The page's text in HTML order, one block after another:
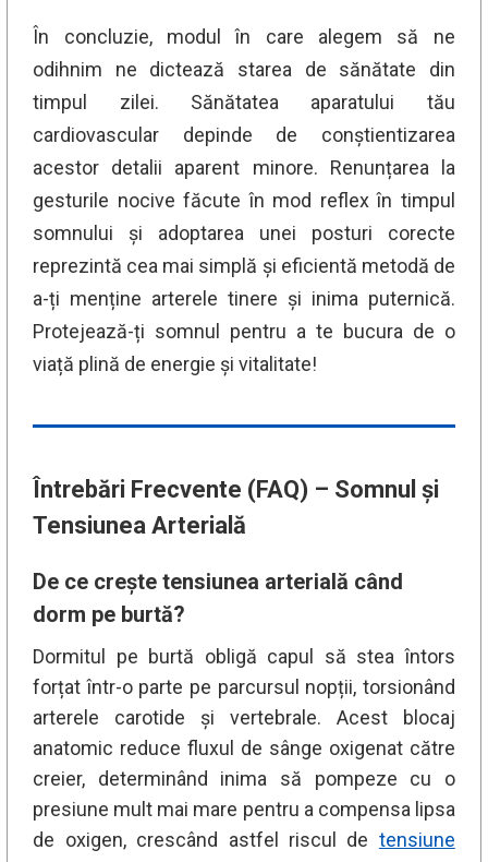
În concluzie, modul în care alegem să ne
odihnim ne dictează starea de sănătate din
timpul zilei. Sănătatea aparatului tău
cardiovascular depinde de conștientizarea
acestor detalii aparent minore. Renunțarea la
gesturile nocive făcute în mod reflex în timpul
somnului și adoptarea unei posturi corecte
reprezintă cea mai simplă și eficientă metodă de
a-ți menține arterele tinere și inima puternică.
Protejează-ți somnul pentru a te bucura de o
viață plină de energie și vitalitate!
Întrebări Frecvente (FAQ) – Somnul și
Tensiunea Arterială
De ce crește tensiunea arterială când
dorm pe burtă?
Dormitul pe burtă obligă capul să stea întors
forțat într-o parte pe parcursul nopții, torsionând
arterele carotide și vertebrale. Acest blocaj
anatomic reduce fluxul de sânge oxigenat către
creier, determinând inima să pompeze cu o
presiune mult mai mare pentru a compensa lipsa
de oxigen, crescând astfel riscul de tensiune